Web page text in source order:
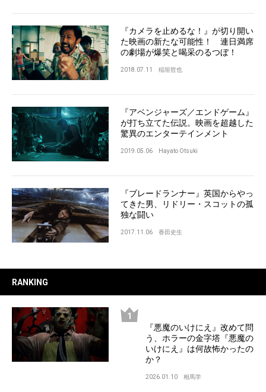
『カメラを止めるな！』が切り開い
た映画の新たな可能性！ 連日満席
の劇場が爆笑と喝采のるつぼ！
2018.07.11 稲垣哲也
『アベンジャーズ／エンドゲーム』
が打ち立てた伝説。映画を超越した
驚異のエンターテインメント
2019.05.06 Hayato Otsuki
『ブレードランナー』英国からやっ
てきた男、リドリー・スコットの孤
独な闘い
2017.11.06 香田史生
RANKING
『悪魔のいけにえ』改めて問
う、ホラーの金字塔『悪魔の
いけにえ』は何故怖かったの
か？
2026.01.10 相馬学